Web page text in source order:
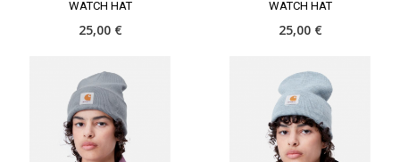
WATCH HAT
25,00 €
WATCH HAT
25,00 €